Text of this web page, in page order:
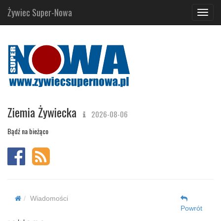
Żywiec Super-Nowa
Ziemia Żywiecka 2026-08-06
Bądź na bieżąco
Wiadomości
Powrót